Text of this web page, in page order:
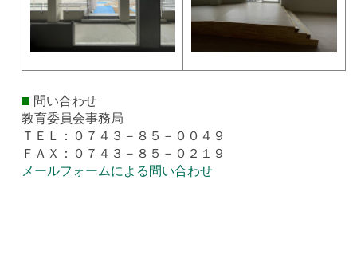
問い合わせ
教育委員会事務局
ＴＥＬ：０７４３－８５－００４９
ＦＡＸ：０７４３－８５－０２１９
メールフォームによる問い合わせ